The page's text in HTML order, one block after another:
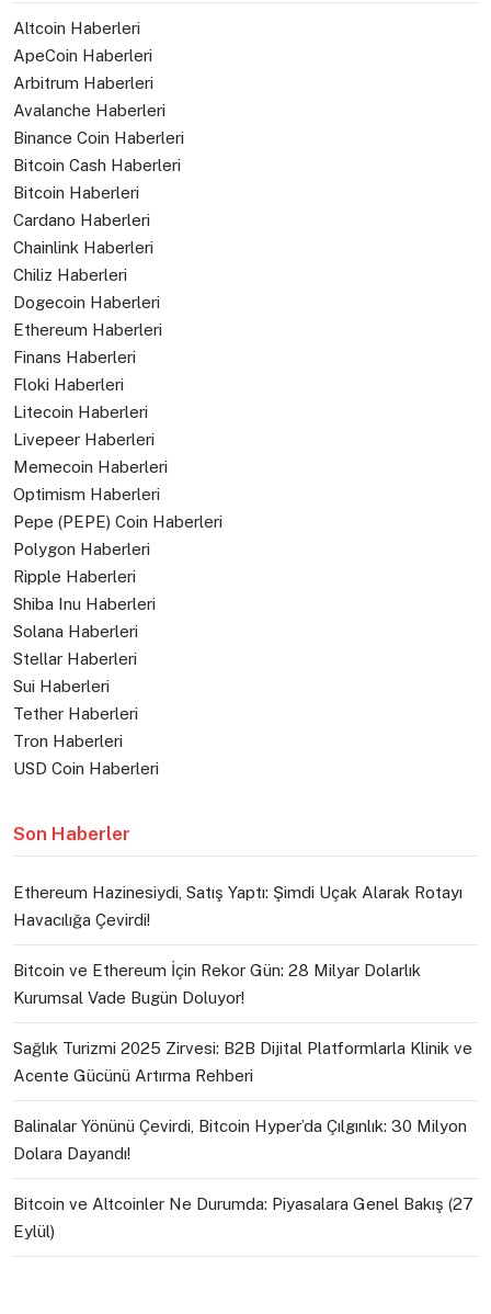
Altcoin Haberleri
ApeCoin Haberleri
Arbitrum Haberleri
Avalanche Haberleri
Binance Coin Haberleri
Bitcoin Cash Haberleri
Bitcoin Haberleri
Cardano Haberleri
Chainlink Haberleri
Chiliz Haberleri
Dogecoin Haberleri
Ethereum Haberleri
Finans Haberleri
Floki Haberleri
Litecoin Haberleri
Livepeer Haberleri
Memecoin Haberleri
Optimism Haberleri
Pepe (PEPE) Coin Haberleri
Polygon Haberleri
Ripple Haberleri
Shiba Inu Haberleri
Solana Haberleri
Stellar Haberleri
Sui Haberleri
Tether Haberleri
Tron Haberleri
USD Coin Haberleri
Son Haberler
Ethereum Hazinesiydi, Satış Yaptı: Şimdi Uçak Alarak Rotayı
Havacılığa Çevirdi!
Bitcoin ve Ethereum İçin Rekor Gün: 28 Milyar Dolarlık
Kurumsal Vade Bugün Doluyor!
Sağlık Turizmi 2025 Zirvesi: B2B Dijital Platformlarla Klinik ve
Acente Gücünü Artırma Rehberi
Balinalar Yönünü Çevirdi, Bitcoin Hyper’da Çılgınlık: 30 Milyon
Dolara Dayandı!
Bitcoin ve Altcoinler Ne Durumda: Piyasalara Genel Bakış (27
Eylül)